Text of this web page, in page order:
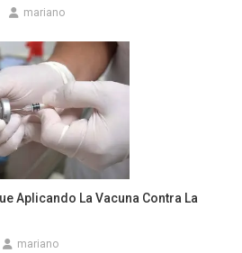
mariano
Aplicando La Vacuna Contra La
mariano